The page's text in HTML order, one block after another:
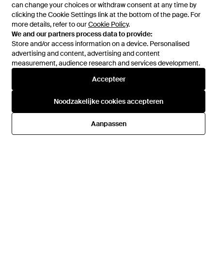
can change your choices or withdraw consent at any time by
clicking the Cookie Settings link at the bottom of the page. For
more details, refer to ourCookie Policy.
We and our partners process data to provide:
Store and/or access information on a device. Personalised
advertising and content, advertising and content
measurement, audience research and services development.
Accepteer
Noodzakelijke cookies accepteren
Aanpassen
can change your choices or withdraw consent at any time by
clicking the Cookie Settings link at the bottom of the page. For
more details, refer to ourCookie Policy.
We and our partners process data to provide:
Store and/or access information on a device. Personalised
advertising and content, advertising and content
measurement, audience research and services development.
Accepteer
Noodzakelijke cookies accepteren
Aanpassen
€ 169,95
79.050 Wijdte H - Blauw
SALE
Footnotes
Van
SALE